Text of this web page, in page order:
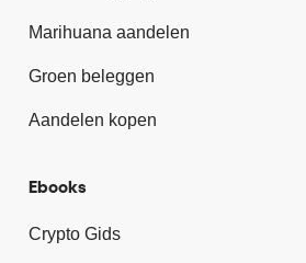
Marihuana aandelen
Groen beleggen
Aandelen kopen
Ebooks
Crypto Gids